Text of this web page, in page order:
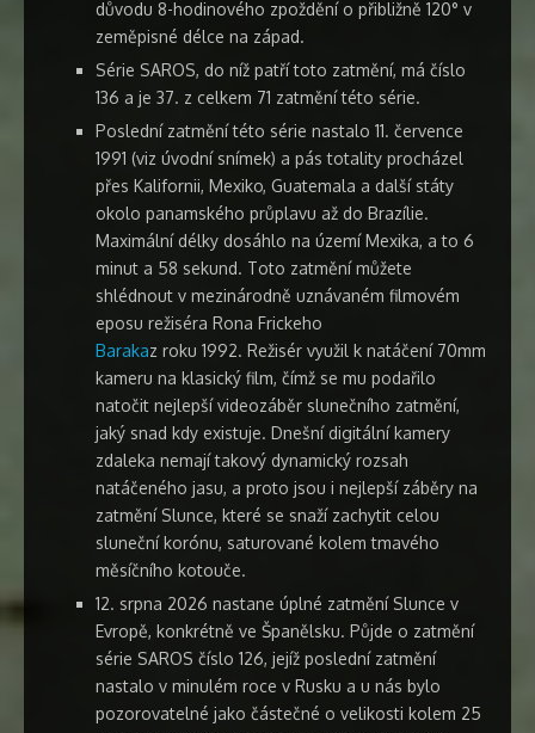
důvodu 8-hodinového zpoždění o přibližně 120° v
zeměpisné délce na západ.
Série SAROS, do níž patří toto zatmění, má číslo
136 a je 37. z celkem 71 zatmění této série.
Poslední zatmění této série nastalo 11. července
1991 (viz úvodní snímek) a pás totality procházel
přes Kalifornii, Mexiko, Guatemala a další státy
okolo panamského průplavu až do Brazílie.
Maximální délky dosáhlo na území Mexika, a to 6
minut a 58 sekund. Toto zatmění můžete
shlédnout v mezinárodně uznávaném filmovém
eposu režiséra Rona Frickeho
Barakaz roku 1992. Režisér využil k natáčení 70mm
kameru na klasický film, čímž se mu podařilo
natočit nejlepší videozáběr slunečního zatmění,
jaký snad kdy existuje. Dnešní digitální kamery
zdaleka nemají takový dynamický rozsah
natáčeného jasu, a proto jsou i nejlepší záběry na
zatmění Slunce, které se snaží zachytit celou
sluneční korónu, saturované kolem tmavého
měsíčního kotouče.
12. srpna 2026 nastane úplné zatmění Slunce v
Evropě, konkrétně ve Španělsku. Půjde o zatmění
série SAROS číslo 126, jejíž poslední zatmění
nastalo v minulém roce v Rusku a u nás bylo
pozorovatelné jako částečné o velikosti kolem 25